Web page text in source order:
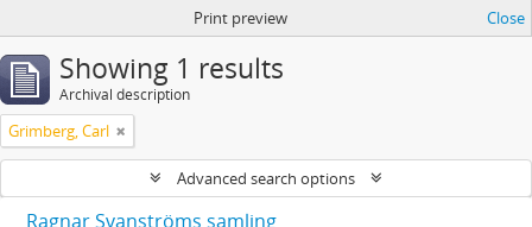
Print preview Close
Showing 1 results
Archival description
Grimberg, Carl
Advanced search options
Ragnar Svanströms samling